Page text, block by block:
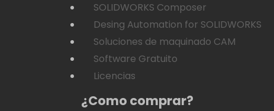
SOLIDWORKS Composer
Desing Automation for SOLIDWORKS
Soluciones de maquinado CAM
Software Gratuito
Licencias
¿Como comprar?